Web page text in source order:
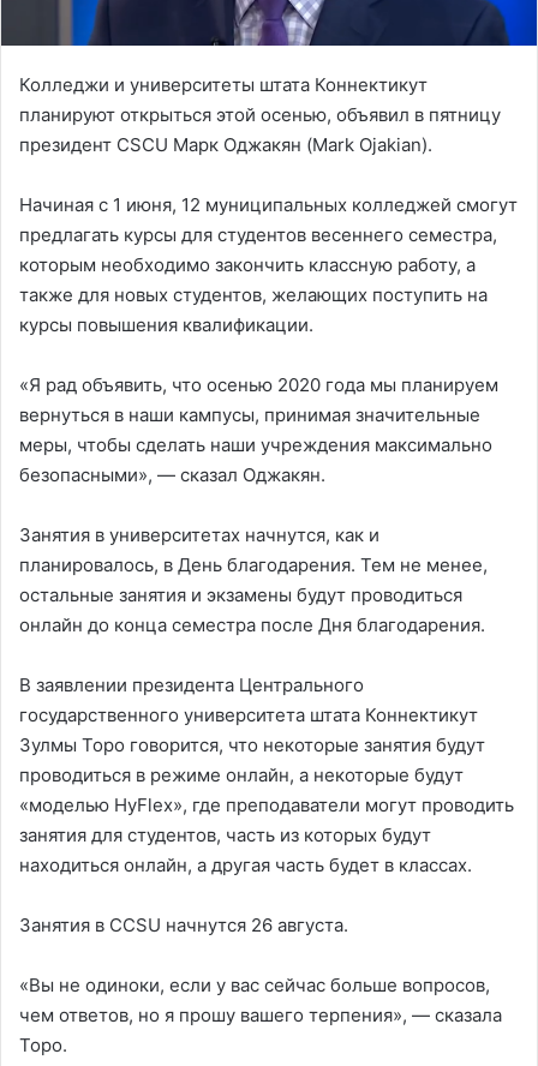
Колледжи и университеты штата Коннектикут
планируют открыться этой осенью, объявил в пятницу
президент CSCU Марк Оджакян (Mark Ojakian).
Начиная с 1 июня, 12 муниципальных колледжей смогут
предлагать курсы для студентов весеннего семестра,
которым необходимо закончить классную работу, а
также для новых студентов, желающих поступить на
курсы повышения квалификации.
«Я рад объявить, что осенью 2020 года мы планируем
вернуться в наши кампусы, принимая значительные
меры, чтобы сделать наши учреждения максимально
безопасными», — сказал Оджакян.
Занятия в университетах начнутся, как и
планировалось, в День благодарения. Тем не менее,
остальные занятия и экзамены будут проводиться
онлайн до конца семестра после Дня благодарения.
В заявлении президента Центрального
государственного университета штата Коннектикут
Зулмы Торо говорится, что некоторые занятия будут
проводиться в режиме онлайн, а некоторые будут
«моделью HyFlex», где преподаватели могут проводить
занятия для студентов, часть из которых будут
находиться онлайн, а другая часть будет в классах.
Занятия в CCSU начнутся 26 августа.
«Вы не одиноки, если у вас сейчас больше вопросов,
чем ответов, но я прошу вашего терпения», — сказала
Торо.